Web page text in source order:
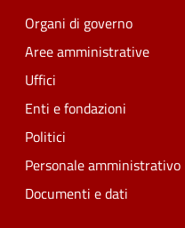
Organi di governo
Aree amministrative
Uffici
Enti e fondazioni
Politici
Personale amministrativo
Documenti e dati